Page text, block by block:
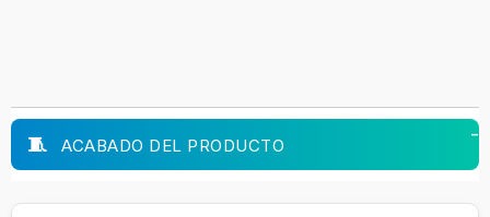
ACABADO DEL PRODUCTO